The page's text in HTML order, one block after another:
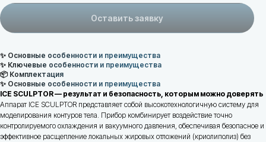
Оставить заявку
✨ Основные особенности и преимущества
✨ Ключевые особенности и преимущества
📦 Комплектация
✨ Основные особенности и преимущества
ICE SCULPTOR — результат и безопасность, которым можно доверять
Аппарат ICE SCULPTOR представляет собой высокотехнологичную систему для
моделирования контуров тела. Прибор комбинирует воздействие точно
контролируемого охлаждения и вакуумного давления, обеспечивая безопасное и
эффективное расщепление локальных жировых отложений (криолиполиз) без